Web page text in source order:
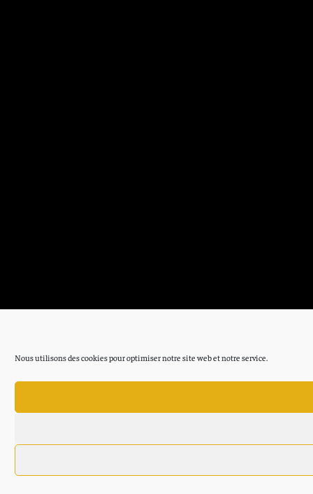
Nous utilisons des cookies pour optimiser notre site web et notre service.